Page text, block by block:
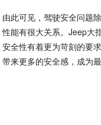
由此可见，驾驶安全问题
性能有很大关系。Jeep大
安全性有着更为苛刻的要
带来更多的安全感，成为